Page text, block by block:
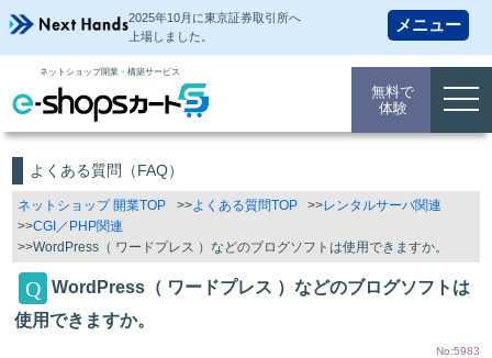
2025年10月に東京証券取引所へ
上場しました。
ネットショップ開業・構築サービス
無料で
体験
よくある質問（FAQ）
ネットショップ 開業TOP よくある質問TOP
レンタルサーバ関連
CGI／PHP関連
WordPress（ ワードプレス ）などのブログソフトは使用できますか。
WordPress（ ワードプレス ）などのブログソフトは
使用できますか。
No:5983